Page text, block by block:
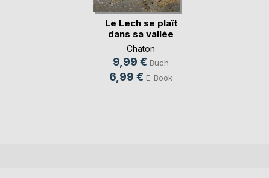
Le Lech se plaît
dans sa vallée
Chaton
9,99 € Buch
6,99 € E-Book